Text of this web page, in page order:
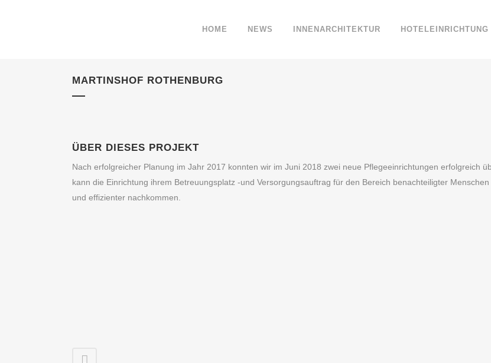
HOME NEWS INNENARCHITEKTUR HOTELEINRICHTUNG
MARTINSHOF ROTHENBURG
ÜBER DIESES PROJEKT
Nach erfolgreicher Planung im Jahr 2017 konnten wir im Juni 2018 zwei neue Pflegeeinrichtungen erfolgreich
kann die Einrichtung ihrem Betreuungsplatz -und Versorgungsauftrag für den Bereich benachteiligter
und effizienter nachkommen.